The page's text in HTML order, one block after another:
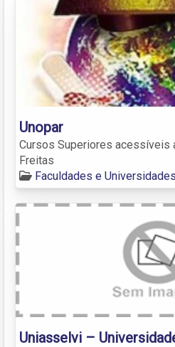
Unopar
Cursos Superiores acessíveis
Freitas
Faculdades e
Uniasselvi –